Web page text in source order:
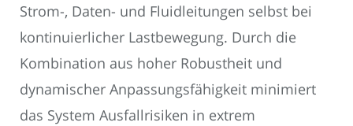
Strom-, Daten- und Fluidleitungen selbst bei
kontinuierlicher Lastbewegung. Durch die
Kombination aus hoher Robustheit und
dynamischer Anpassungsfähigkeit minimiert
das System Ausfallrisiken in extrem